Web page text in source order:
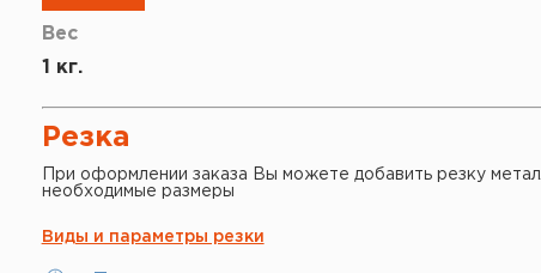
Вес
1 кг.
Резка
При оформлении заказа Вы можете добавить резку
необходимые размеры
Виды и параметры резки